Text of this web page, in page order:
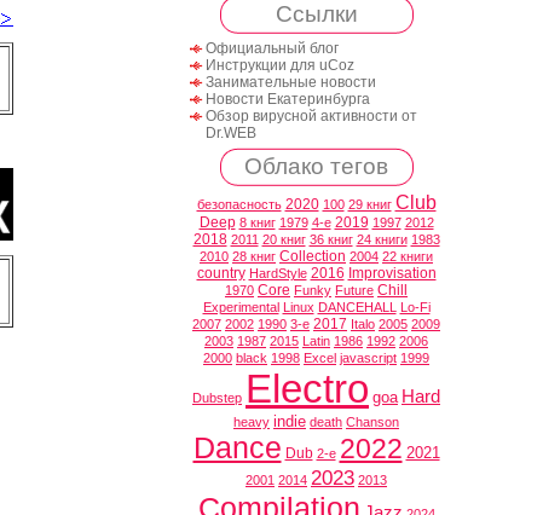
Ссылки
Официальный блог
Инструкции для uCoz
Занимательные новости
Новости Екатеринбурга
Обзор вирусной активности от
Dr.WEB
Облако тегов
безопасность 2020 100 29 книг Club
Deep 8 книг 1979 4-е 2019 1997 2012
2018 2011 20 книг 36 книг 24 книги 1983
2010 28 книг Collection 2004 22 книги
country HardStyle 2016 Improvisation
1970 Core Funky Future Chill
Experimental Linux DANCEHALL
Lo-Fi
2007 2002 1990 3-е 2017 Italo 2005 2009
2003 1987 2015 Latin 1986 1992 2006
2000 black 1998 Excel javascript 1999
Dubstep Electro goa Hard
heavy indie death Chanson
Dance Dub 2-е 2022 2021
2001 2014 2023 2013
Compilation